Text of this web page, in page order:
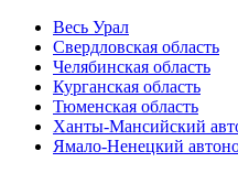
Весь Урал
Свердловская область
Челябинская область
Курганская область
Тюменская область
Ханты-Мансийский
Ямало-Ненецкий